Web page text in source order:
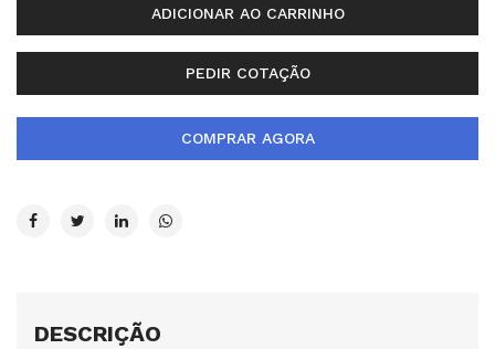
ADICIONAR AO CARRINHO
PEDIR COTAÇÃO
COMPRAR AGORA
DESCRIÇÃO